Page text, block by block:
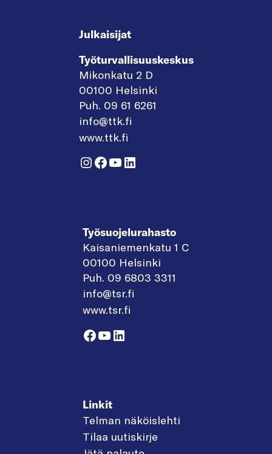
Julkaisijat
Työturvallisuuskeskus
Mikonkatu 2 D
00100 Helsinki
Puh. 09 61 6261
info@ttk.fi
www.ttk.fi
Instagram
Facebook
YouTube
LinkedIn
Työsuojelurahasto
Kaisaniemenkatu 1 C
00100 Helsinki
Puh. 09 6803 3311
info@tsr.fi
www.tsr.fi
Facebook
YouTube
LinkedIn
Linkit
Telman näköislehti
Tilaa uutiskirje